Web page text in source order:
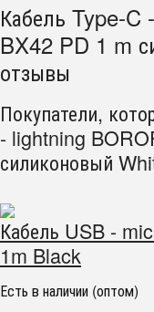
Кабель Type-
BX42 PD 1 m
отзывы
Покупатели,
- lightning
силиконовый
Кабель USB -
1m Black
Есть в наличии (оптом)